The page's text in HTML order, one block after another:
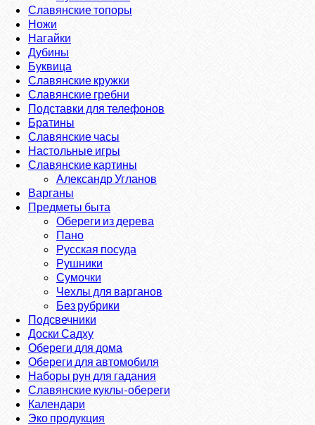
Славянские топоры
Ножи
Нагайки
Дубины
Буквица
Славянские кружки
Славянские гребни
Подставки для телефонов
Братины
Славянские часы
Настольные игры
Славянские картины
Александр Угланов
Варганы
Предметы быта
Обереги из дерева
Пано
Русская посуда
Рушники
Сумочки
Чехлы для варганов
Без рубрики
Подсвечники
Доски Садху
Обереги для дома
Обереги для автомобиля
Наборы рун для гадания
Славянские куклы-обереги
Календари
Эко продукция